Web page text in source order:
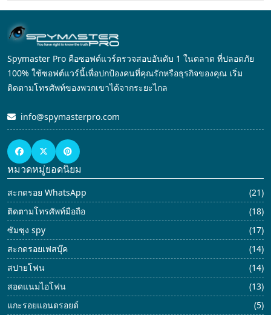
Spymaster Pro คือซอฟต์แวร์ตรวจสอบอันดับ 1 ในตลาด ที่ปลอดภัย
100% ใช้ซอฟต์แวร์นี้เพื่อปกป้องคนที่คุณรักหรือธุรกิจของคุณ เริ่ม
ติดตามโทรศัพท์ของพวกเขาได้จากระยะไกล
info@spymasterpro.com
หมวดหมู่ยอดนิยม
สะกดรอย WhatsApp
(21)
ติดตามโทรศัพท์มือถือ
(18)
ซัมซุง spy
(17)
สะกดรอยเฟสบุ๊ค
(14)
สปายโฟน
(14)
สอดแนมไอโฟน
(13)
แกะรอยแอนดรอยด์
(5)